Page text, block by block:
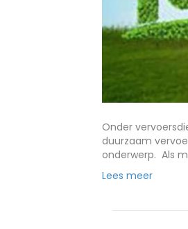
Onder
duurzaam
onderwerp. Als
Lees meer